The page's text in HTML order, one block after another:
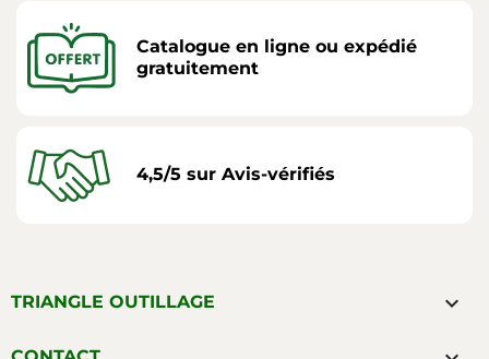
Catalogue en ligne ou expédié
gratuitement
4,5/5 sur Avis-vérifiés
TRIANGLE OUTILLAGE 